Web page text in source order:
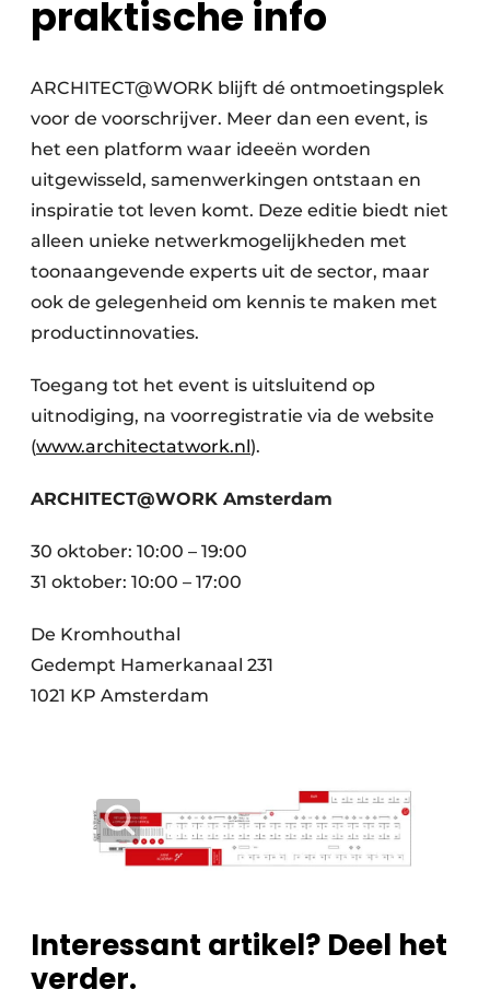
praktische info
ARCHITECT@WORK blijft dé ontmoetingsplek
voor de voorschrijver. Meer dan een event, is
het een platform waar ideeën worden
uitgewisseld, samenwerkingen ontstaan en
inspiratie tot leven komt. Deze editie biedt niet
alleen unieke netwerkmogelijkheden met
toonaangevende experts uit de sector, maar
ook de gelegenheid om kennis te maken met
productinnovaties.
Toegang tot het event is uitsluitend op
uitnodiging, na voorregistratie via de website
(www.architectatwork.nl).
ARCHITECT@WORK Amsterdam
30 oktober: 10:00 – 19:00
31 oktober: 10:00 – 17:00
De Kromhouthal
Gedempt Hamerkanaal 231
1021 KP Amsterdam
Interessant artikel? Deel het
verder.